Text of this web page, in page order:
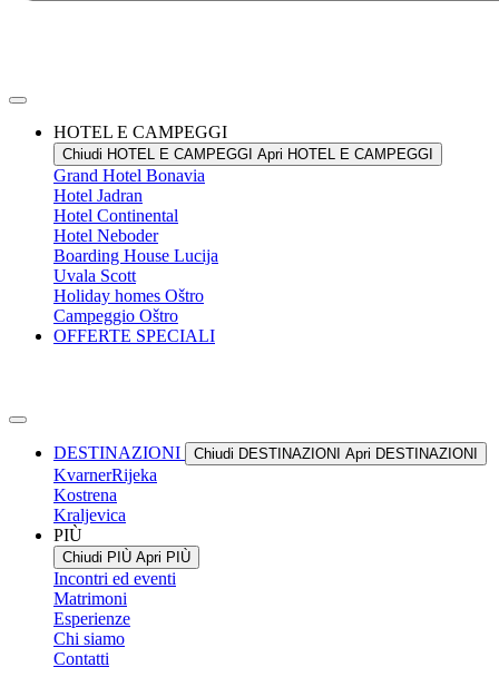
HOTEL E CAMPEGGI
Chiudi HOTEL E CAMPEGGI Apri HOTEL E CAMPEGGI
Grand Hotel Bonavia
Hotel Jadran
Hotel Continental
Hotel Neboder
Boarding House Lucija
Uvala Scott
Holiday homes Oštro
Campeggio Oštro
OFFERTE SPECIALI
DESTINAZIONI Chiudi DESTINAZIONI Apri DESTINAZIONI
KvarnerRijeka
Kostrena
Kraljevica
PIÙ
Chiudi PIÙ Apri PIÙ
Incontri ed eventi
Matrimoni
Esperienze
Chi siamo
Contatti